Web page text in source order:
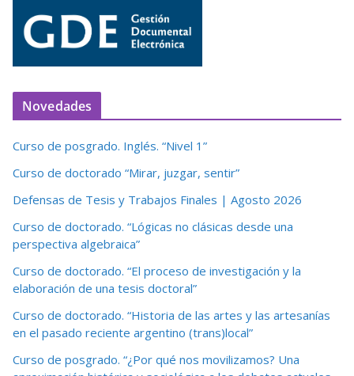
Novedades
Curso de posgrado. Inglés. “Nivel 1”
Curso de doctorado “Mirar, juzgar, sentir”
Defensas de Tesis y Trabajos Finales | Agosto 2026
Curso de doctorado. “Lógicas no clásicas desde una
perspectiva algebraica”
Curso de doctorado. “El proceso de investigación y la
elaboración de una tesis doctoral”
Curso de doctorado. “Historia de las artes y las artesanías
en el pasado reciente argentino (trans)local”
Curso de posgrado. “¿Por qué nos movilizamos? Una